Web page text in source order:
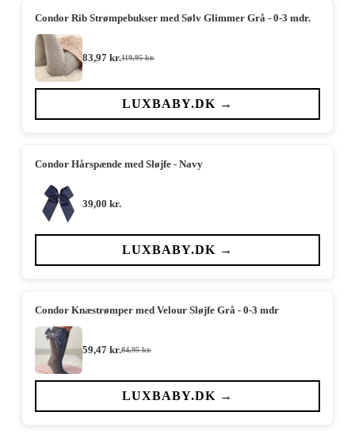
Condor Rib Strømpebukser med Sølv Glimmer Grå - 0-3 mdr.
119,95kr.
Den
pris
var:
83,97 kr.Den
pris
er:
LUXBABY.DK →
Condor Hårspænde med Sløjfe - Navy
39,00 kr.
LUXBABY.DK →
Condor Knæstrømper med Velour Sløjfe Grå - 0-3 mdr
84,95kr.
Den
pris
var:
59,47 kr.Den
pris
er:
LUXBABY.DK →